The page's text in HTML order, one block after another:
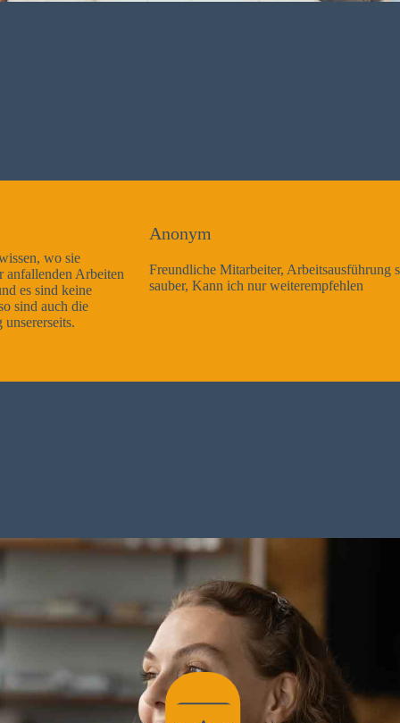
Freundliche Mitarbeiter, Arbeitsausführung sehr gut und sehr
sauber, Kann ich nur weiterempfehlen